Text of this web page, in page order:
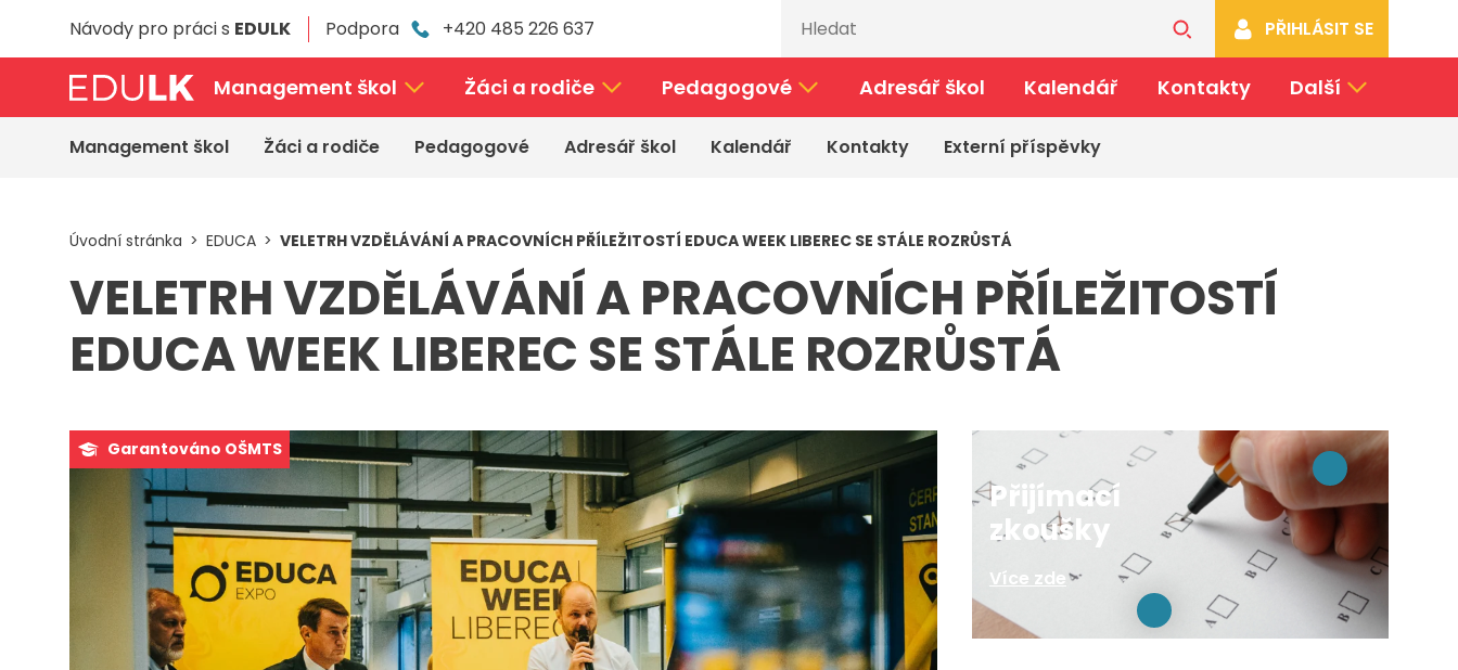
Návody pro práci s EDULK Podpora +420 485 226 637 PŘIHLÁSIT SE
Management škol Žáci a rodiče Pedagogové Adresář škol Kalendář Kontakty Další
Management škol Žáci a rodiče Pedagogové Adresář škol Kalendář Kontakty Externí příspěvky
Úvodní stránka EDUCA VELETRH VZDĚLÁVÁNÍ A PRACOVNÍCH PŘÍLEŽITOSTÍ EDUCA WEEK LIBEREC SE STÁLE ROZRŮSTÁ
VELETRH VZDĚLÁVÁNÍ A PRACOVNÍCH PŘÍLEŽITOSTÍ
EDUCA WEEK LIBEREC SE STÁLE ROZRŮSTÁ
Garantováno OŠMTS
Přijímací
zkoušky
Více zde